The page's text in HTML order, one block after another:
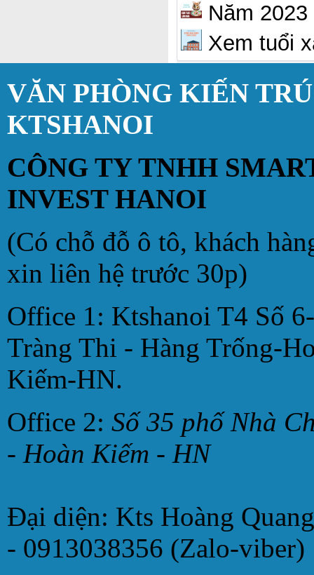
Năm
Xem tuổi
VĂN PHÒNG KIẾN
KTSHANOI
CÔNG TY TNHH
INVEST HANOI
(Có chỗ đỗ ô tô, khách
xin liên hệ trước 30p)
Office 1: Ktshanoi T4 Số
Tràng Thi - Hàng Trống-
Kiếm-HN.
Office 2: Số 35 phố Nhà
- Hoàn Kiếm - HN
Đại diện: Kts Hoàng
- 0913038356 (Zalo-viber)